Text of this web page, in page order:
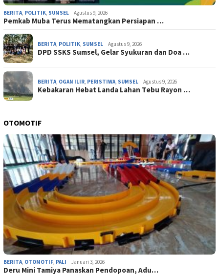
BERITA, POLITIK, SUMSEL Agustus 9, 2026
Pemkab Muba Terus Mematangkan Persiapan …
BERITA, POLITIK, SUMSEL Agustus 9, 2026
DPD SSKS Sumsel, Gelar Syukuran dan Doa …
BERITA, OGAN ILIR, PERISTIWA, SUMSEL Agustus 9, 2026
‎Kebakaran Hebat Landa Lahan Tebu Rayon …
OTOMOTIF
BERITA, OTOMOTIF, PALI Januari 3, 2026
Deru Mini Tamiya Panaskan Pendopoan, Adu…